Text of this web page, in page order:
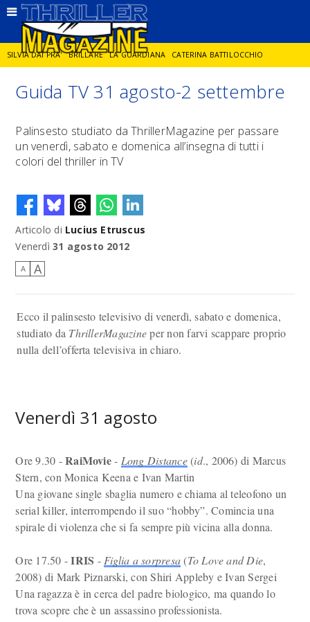
SILVIA DAI PRA' BRILLARE LA GUARDIANA CATERINA BATTILOCCHIO
JORGE DIAZ LA SPIA DELITTO IN CORNICE GIANCARLO DE CATALDO
DIEGO ZANDEL GLI ANNI DI PIETRA
Guida TV 31 agosto-2 settembre
Palinsesto studiato da ThrillerMagazine per passare
un venerdì, sabato e domenica all’insegna di tutti i
colori del thriller in TV
Articolo di Lucius Etruscus
Venerdì 31 agosto 2012
A A
Ecco il palinsesto televisivo di venerdì, sabato e domenica,
studiato da ThrillerMagazineper non farvi scappare proprio
nulla dell’offerta televisiva in chiaro.
Venerdì 31 agosto
Ore 9.30 -RaiMovie- Long Distance(id., 2006) di Marcus
Stern, con Monica Keena e Ivan Martin
Una giovane single sbaglia numero e chiama al teleofono un
serial killer, interrompendo il suo “hobby”. Comincia una
spirale di violenza che si fa sempre più vicina alla donna.
Ore 17.50 -IRIS - Figlia a sorpresa(To Love and Die,
2008) di Mark Piznarski, con Shiri Appleby e Ivan Sergei
Una ragazza è in cerca del padre biologico, ma quando lo
trova scopre che è un assassino professionista.